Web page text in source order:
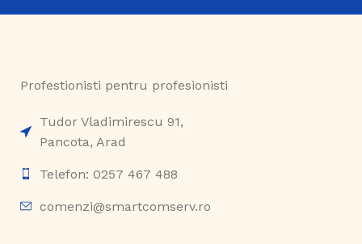
Profestionisti pentru profesionisti
Tudor Vladimirescu 91,
Pancota, Arad
Telefon: 0257 467 488
comenzi@smartcomserv.ro